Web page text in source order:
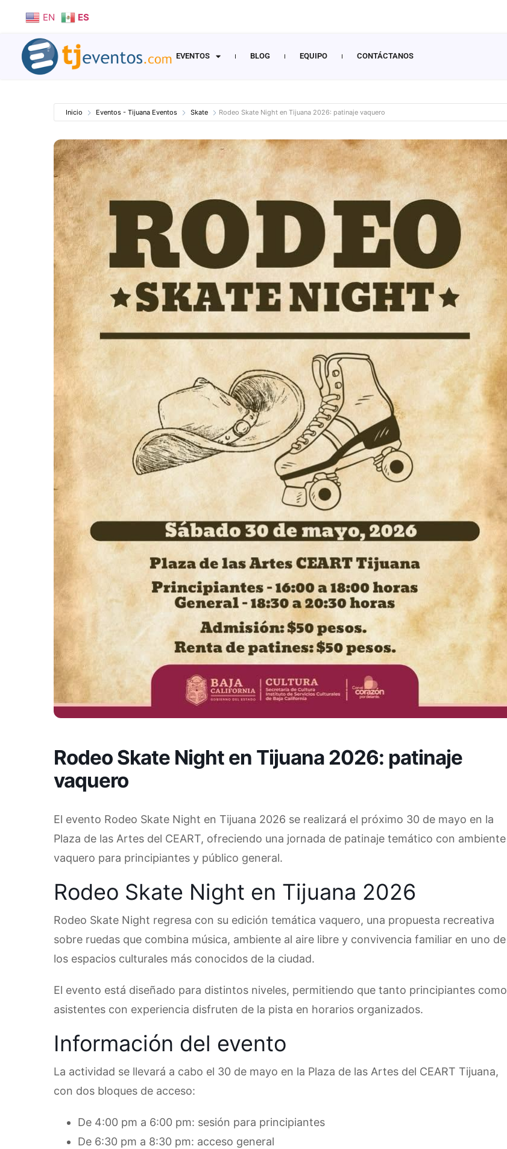
EN ES
EVENTOS BLOG EQUIPO CONTÁCTANOS
Inicio Eventos - Tijuana Eventos Skate Rodeo Skate Night en Tijuana 2026: patinaje vaquero
Rodeo Skate Night en Tijuana 2026: patinaje
vaquero
El evento Rodeo Skate Night en Tijuana 2026 se realizará el próximo 30 de mayo en la
Plaza de las Artes del CEART, ofreciendo una jornada de patinaje temático con ambiente
vaquero para principiantes y público general.
Rodeo Skate Night en Tijuana 2026
Rodeo Skate Night regresa con su edición temática vaquero, una propuesta recreativa
sobre ruedas que combina música, ambiente al aire libre y convivencia familiar en uno de
los espacios culturales más conocidos de la ciudad.
El evento está diseñado para distintos niveles, permitiendo que tanto principiantes como
asistentes con experiencia disfruten de la pista en horarios organizados.
Información del evento
La actividad se llevará a cabo el 30 de mayo en la Plaza de las Artes del CEART Tijuana,
con dos bloques de acceso:
De 4:00 pm a 6:00 pm: sesión para principiantes
De 6:30 pm a 8:30 pm: acceso general